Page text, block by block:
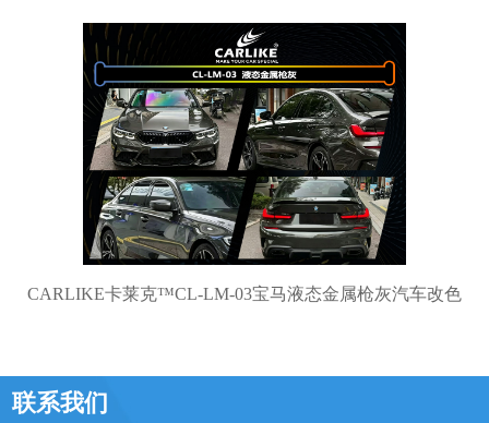
CARLIKE卡莱克™CL-LM-03宝马液态金属枪灰汽车改色
联系我们